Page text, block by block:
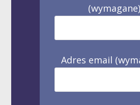
(wymagane)
Adres email